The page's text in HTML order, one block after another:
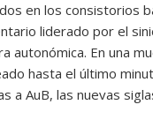
en los consistorios
liderado por el
autonómica. En una
hasta el último
a AuB, las nuevas